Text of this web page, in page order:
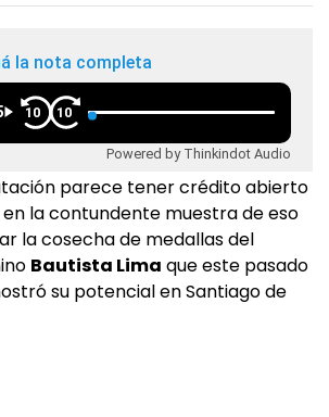
la nota completa
10 10
Powered by Thinkindot Audio
parece tener crédito abierto
en la contundente muestra de eso
la cosecha de medallas del
Bautista Lima que este pasado
su potencial en Santiago de